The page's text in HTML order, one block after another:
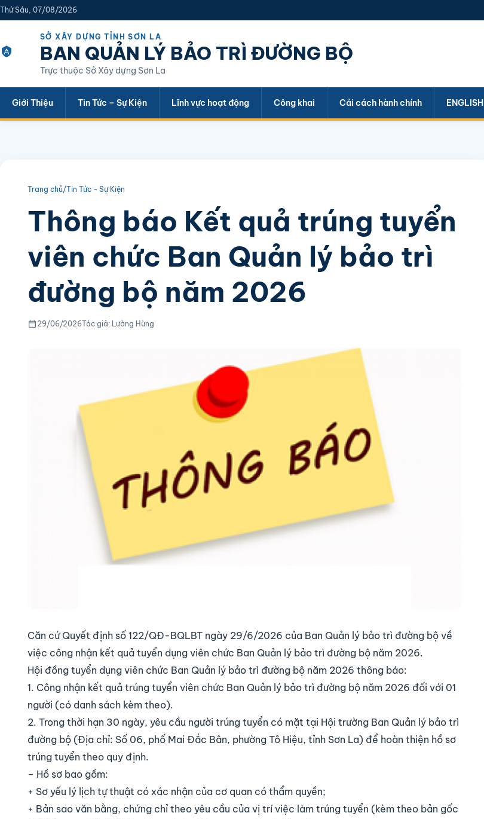
Thứ Sáu, 07/08/2026
SỞ XÂY DỰNG TỈNH SƠN LA
BAN QUẢN LÝ BẢO TRÌ ĐƯỜNG BỘ
Trực thuộc Sở Xây dựng Sơn La
Giới Thiệu Tin Tức – Sự Kiện Lĩnh vực hoạt động Công khai Cải cách hành chính ENGLISH
Trang chủ/Tin Tức - Sự Kiện
Thông báo Kết quả trúng tuyển
viên chức Ban Quản lý bảo trì
đường bộ năm 2026
29/06/2026Tác giả: Lường Hùng
Căn cứ Quyết định số 122/QĐ-BQLBT ngày 29/6/2026 của Ban Quản lý bảo trì đường bộ về
việc công nhận kết quả tuyển dụng viên chức Ban Quản lý bảo trì đường bộ năm 2026.
Hội đồng tuyển dụng viên chức Ban Quản lý bảo trì đường bộ năm 2026 thông báo:
1. Công nhận kết quả trúng tuyển viên chức Ban Quản lý bảo trì đường bộ năm 2026 đối với 01
người (có danh sách kèm theo).
2. Trong thời hạn 30 ngày, yêu cầu người trúng tuyển có mặt tại Hội trường Ban Quản lý bảo trì
đường bộ (Địa chỉ: Số 06, phố Mai Đắc Bân, phường Tô Hiệu, tỉnh Sơn La) để hoàn thiện hồ sơ
trúng tuyển theo quy định.
– Hồ sơ bao gồm:
+ Sơ yếu lý lịch tự thuật có xác nhận của cơ quan có thẩm quyền;
+ Bản sao văn bằng, chứng chỉ theo yêu cầu của vị trí việc làm trúng tuyển (kèm theo bản gốc